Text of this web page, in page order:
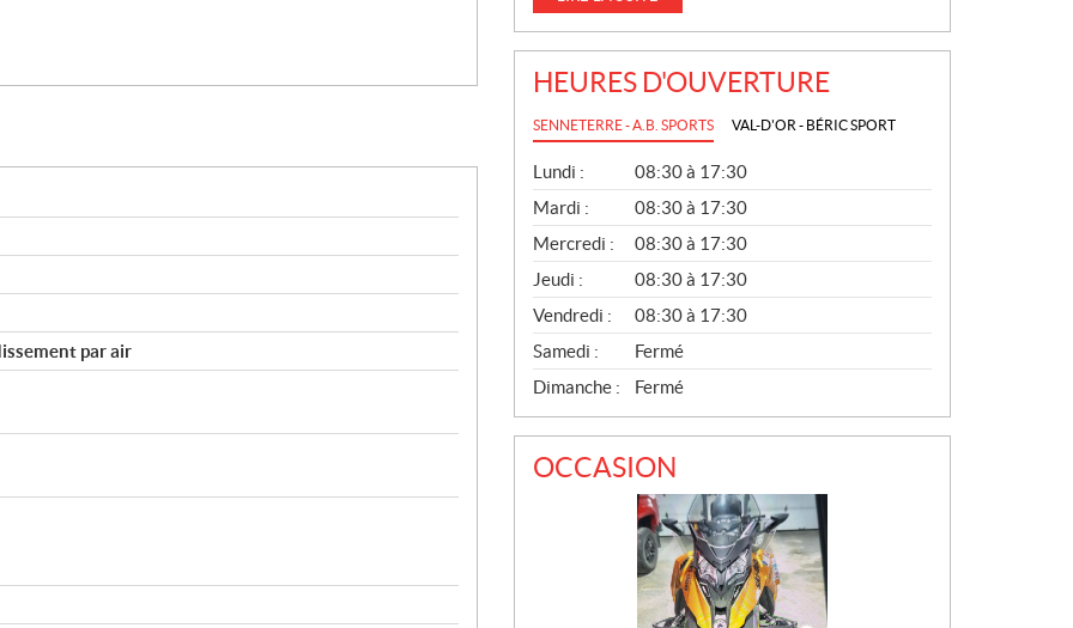
par air
HEURES D'OUVERTURE
SENNETERRE - A.B. SPORTS VAL-D'OR - BÉRIC SPORT
G
É
N
É
R
A
L
Lundi :
08:30 à 17:30
Mardi :
08:30 à 17:30
Mercredi :
08:30 à 17:30
Jeudi :
08:30 à 17:30
Vendredi :
08:30 à 17:30
Samedi :
Fermé
Dimanche :
Fermé
OCCASION